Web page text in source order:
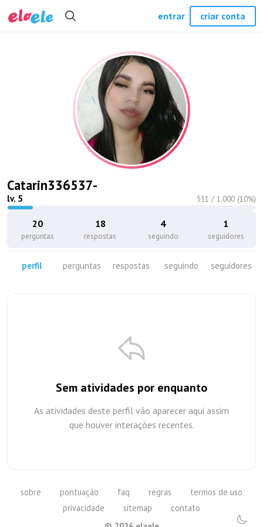
Catarin336537-
lv. 5 551 / 1.000 (10%)
20
perguntas
18
respostas
4
seguindo
1
seguidores
perfil perguntas respostas seguindo seguidores
Sem atividades por enquanto
As atividades deste perfil vão aparecer aqui assim
que houver interações recentes.
sobre pontuação faq regras
termos de uso
privacidade
sitemap
contato
entrar criar conta